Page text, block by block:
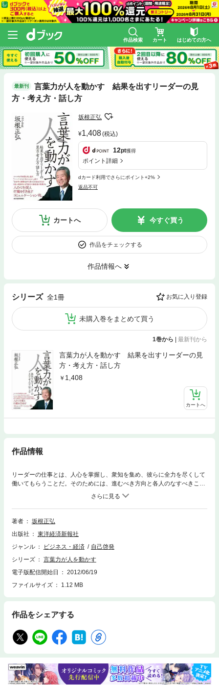
作品検索 カート はじめての方へ
最新刊
言葉力が人を動かす 結果を出すリーダーの見
方・考え方・話し方
坂根正弘
1,408(税込)
12pt獲得
ポイント詳細
dカード利用でさらにポイント+2%
返品不可
カートへ 今すぐ買う
作品をチェックする
作品情報へ
シリーズ 全1冊 お気に入り登録
未購入巻をまとめて買う
1巻から | 最新刊から
言葉力が人を動かす 結果を出すリーダーの見
方・考え方・話し方
1,408
カートへ
作品情報
リーダーの仕事とは、人心を掌握し、衆知を集め、彼らに全力を尽くして
働いてもらうことだ。そのためには、進むべき方向と各人のなすべきこと
を言葉で示し、それに心の底から納得してもらわなければならない。その
ための道具は、つまるところ言葉しかない。リーダーにとって、言葉は命
なのである。（「はじめに」より）
著者
坂根正弘
出版社
東洋経済新報社
ジャンル
ビジネス・経済
自己啓発
シリーズ
言葉力が人を動かす
電子版配信開始日
2012/06/19
ファイルサイズ
1.12 MB
作品をシェアする